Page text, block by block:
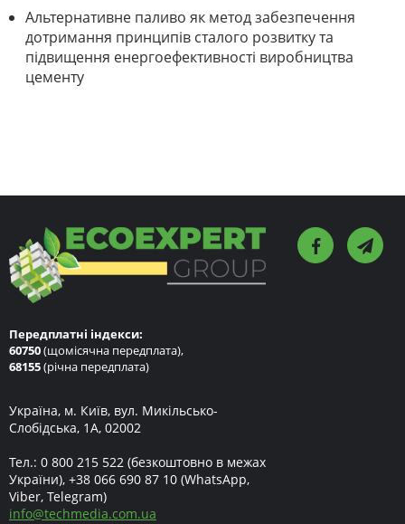
Альтернативне паливо як метод забезпечення
дотримання принципів сталого розвитку та
підвищення енергоефективності виробництва
цементу
Передплатні індекси:
60750(щомісячна передплата),
68155(річна передплата)
Україна, м. Київ, вул. Микільсько-
Слобідська, 1А, 02002
Тел.: 0 800 215 522 (безкоштовно в межах
України), +38 066 690 87 10 (WhatsApp,
Viber, Telegram)
info@techmedia.com.ua